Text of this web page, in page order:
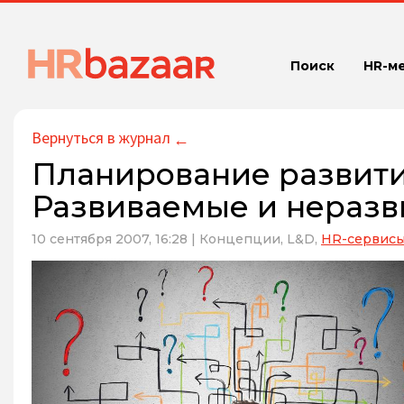
Поиск HR-
Вернуться в журнал ←
Планирование
Развиваемые и
10 сентября 2007, 16:28 | Концепции, L&D, HR-сервисы